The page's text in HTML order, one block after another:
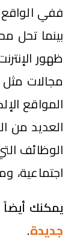
ففي
بينما تحل
ظهور
مجالات
المواقع
العديد من
الوظائف
اجتماعية،
يمكنك أيضاً
جديدة.